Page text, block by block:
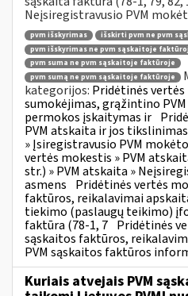
Neįsiregistravusio PVM
pvm išskyrimas
išskirti pvm ne pvm
pvm išskyrimas ne pvm sąskaitoje
pvm suma ne pvm sąskaitoje faktūroje
pvm sumą ne pvm sąskaitoje faktūroje
kategorijos: Pridėtinės vertės
sumokėjimas, grąžintino PVM
permokos įskaitymas ir
PVM atskaita ir jos
» Įsiregistravusio PVM
vertės mokestis » PVM
str.) » PVM atskaita »
asmens Pridėtinės vertės
faktūros, reikalavimai
tiekimo (paslaugų teikimo)
faktūra (78-1, 7 Pridėtinės
sąskaitos faktūros,
PVM sąskaitos faktūros
Kuriais atvejais PVM